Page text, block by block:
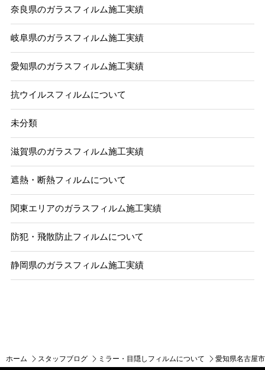
奈良県のガラスフィルム施工実績
岐阜県のガラスフィルム施工実績
愛知県のガラスフィルム施工実績
抗ウイルスフィルムについて
未分類
滋賀県のガラスフィルム施工実績
遮熱・断熱フィルムについて
関東エリアのガラスフィルム施工実績
防犯・飛散防止フィルムについて
静岡県のガラスフィルム施工実績
ホーム スタッフブログ ミラー・目隠しフィルムについて 愛知県名古屋